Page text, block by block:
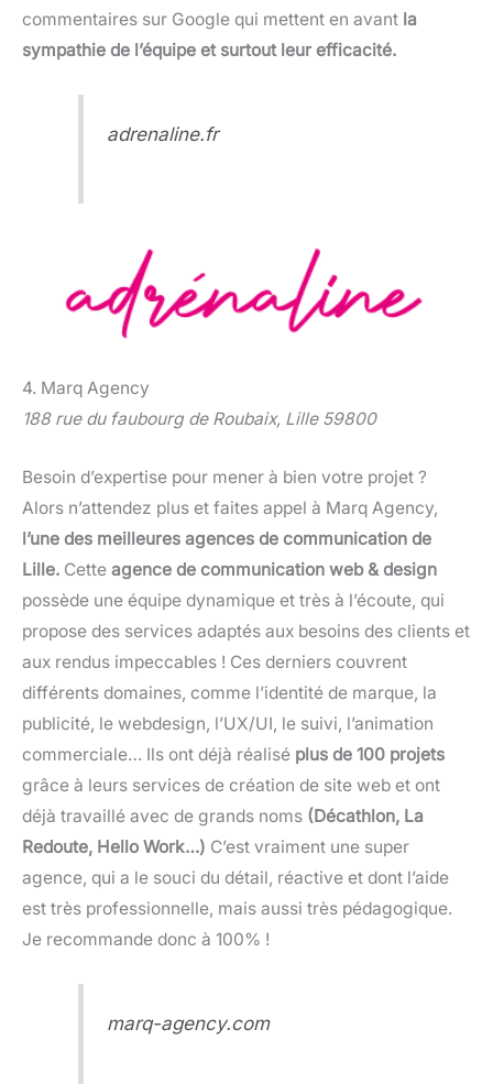
commentaires sur Google qui mettent en avant la
sympathie de l’équipe et surtout leur efficacité.
adrenaline.fr
4. Marq Agency
188 rue du faubourg de Roubaix, Lille 59800
Besoin d’expertise pour mener à bien votre projet ?
Alors n’attendez plus et faites appel à Marq Agency,
l’une des meilleures agences de communication de
Lille. Cette agence de communication web & design
possède une équipe dynamique et très à l’écoute, qui
propose des services adaptés aux besoins des clients et
aux rendus impeccables ! Ces derniers couvrent
différents domaines, comme l’identité de marque, la
publicité, le webdesign, l’UX/UI, le suivi, l’animation
commerciale… Ils ont déjà réalisé plus de 100 projets
grâce à leurs services de création de site web et ont
déjà travaillé avec de grands noms (Décathlon, La
Redoute, Hello Work…) C’est vraiment une super
agence, qui a le souci du détail, réactive et dont l’aide
est très professionnelle, mais aussi très pédagogique.
Je recommande donc à 100% !
marq-agency.com